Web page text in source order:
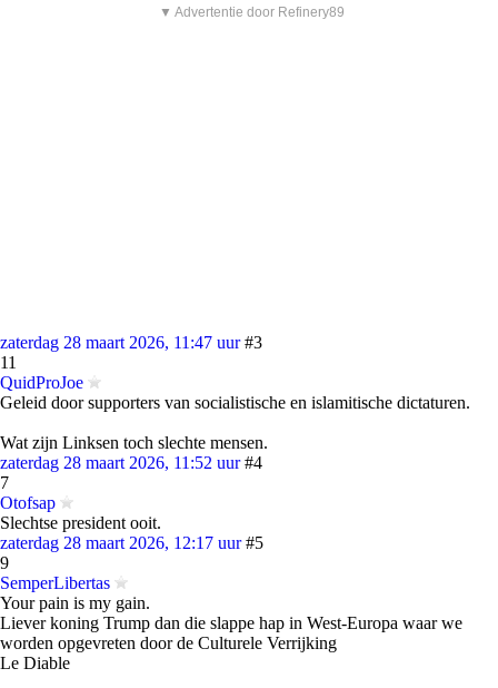
▼ Advertentie door Refinery89
zaterdag 28 maart 2026, 11:47 uur #3
11
QuidProJoe
Geleid door supporters van socialistische en islamitische dictaturen.
Wat zijn Linksen toch slechte mensen.
zaterdag 28 maart 2026, 11:52 uur #4
7
Otofsap
Slechtse president ooit.
zaterdag 28 maart 2026, 12:17 uur #5
9
SemperLibertas
Your pain is my gain.
Liever koning Trump dan die slappe hap in West-Europa waar we
worden opgevreten door de Culturele Verrijking
Le Diable